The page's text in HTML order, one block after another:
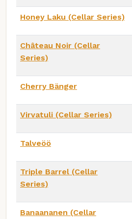
Honey Laku (Cellar Series)
Château Noir (Cellar
Series)
Cherry Bänger
Virvatuli (Cellar Series)
Talveöö
Triple Barrel (Cellar
Series)
Banaananen (Cellar